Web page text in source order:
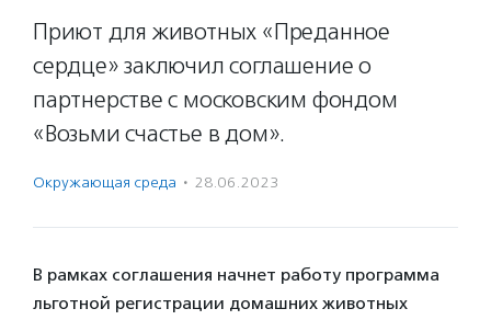
Приют для животных «Преданное
сердце» заключил соглашение о
партнерстве с московским фондом
«Возьми счастье в дом».
Окружающая среда · 28.06.2023
В рамках соглашения начнет работу программа
льготной регистрации домашних животных